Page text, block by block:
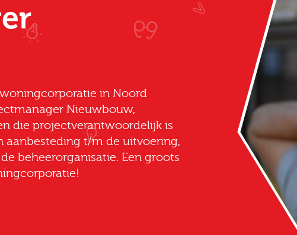
in Noord
Nieuwbouw,
die projectverantwoordelijk is
aanbesteding t/m de uitvoering,
beheerorganisatie. Een groots